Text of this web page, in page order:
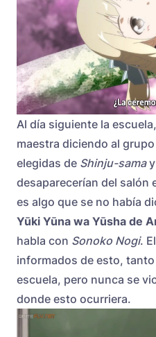
Al día siguiente la
maestra diciendo al
elegidas de Shinju-samay
desaparecerían del salón
es algo que se no había
Yūki Yūna wa Yūsha de
habla con Sonoko Nogi.
informados de esto,
escuela, pero nunca se
donde esto ocurriera.